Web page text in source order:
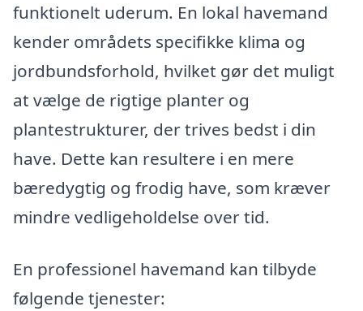
funktionelt uderum. En lokal havemand
kender områdets specifikke klima og
jordbundsforhold, hvilket gør det muligt
at vælge de rigtige planter og
plantestrukturer, der trives bedst i din
have. Dette kan resultere i en mere
bæredygtig og frodig have, som kræver
mindre vedligeholdelse over tid.
En professionel havemand kan tilbyde
følgende tjenester: